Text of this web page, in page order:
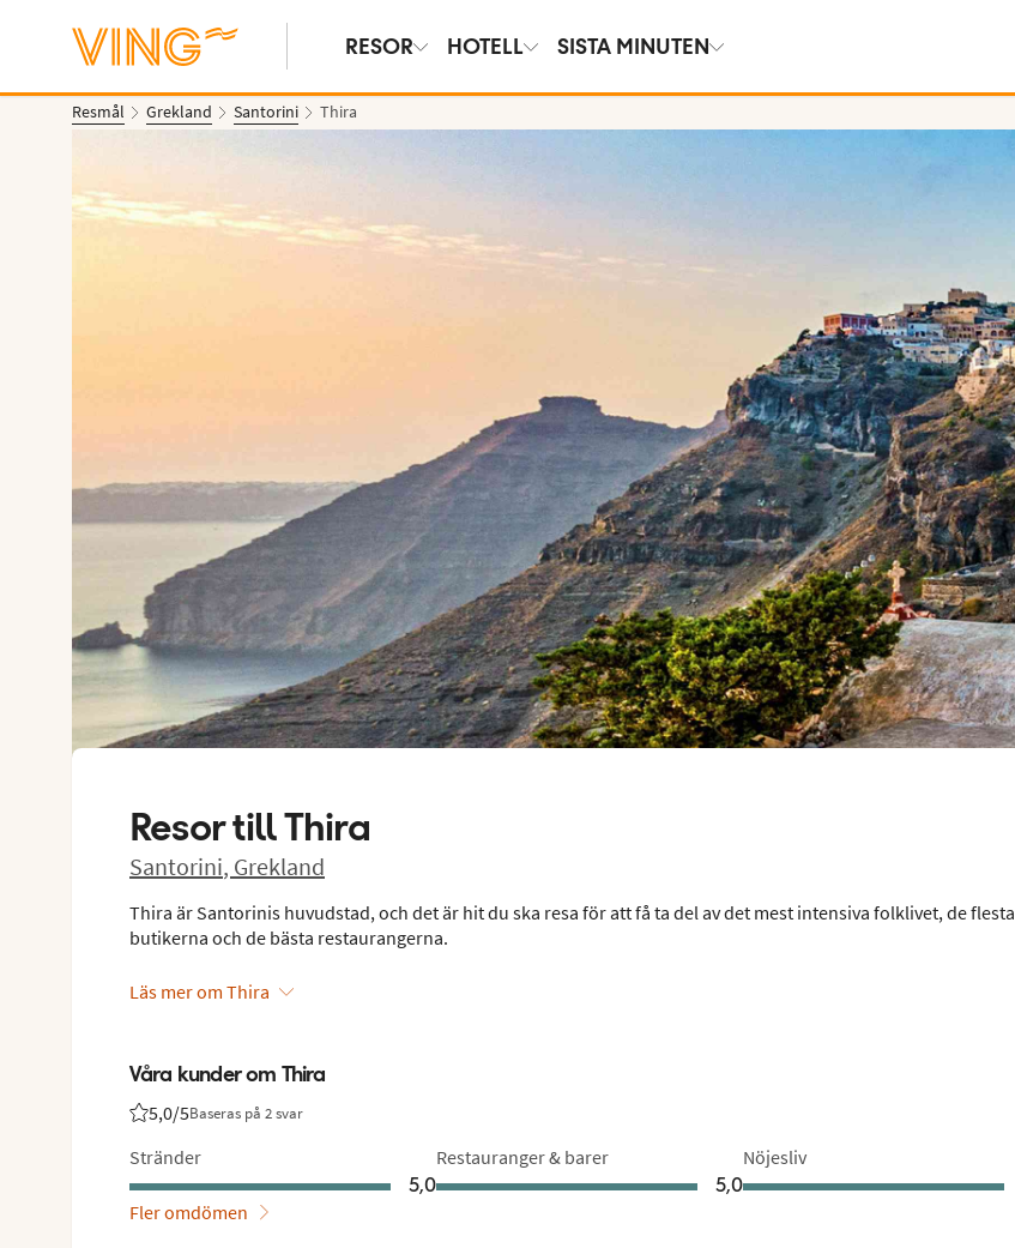
RESOR HOTELL SISTA MINUTEN
Resmål Grekland Santorini Thira
Se bilder
Resor tillThira
Santorini, Grekland
Thira är Santorinis huvudstad, och det är hit du ska resa för att få ta del av det mest intensiva folklivet, de flesta
butikerna och de bästa restaurangerna.
Läs mer om Thira
Våra kunder om Thira
5,0/5Baseras på 2 svar
Betyg från Vings gäster: 5/5
Stränder
5,0
Restauranger & barer
5,0
Nöjesliv
Fler omdömen